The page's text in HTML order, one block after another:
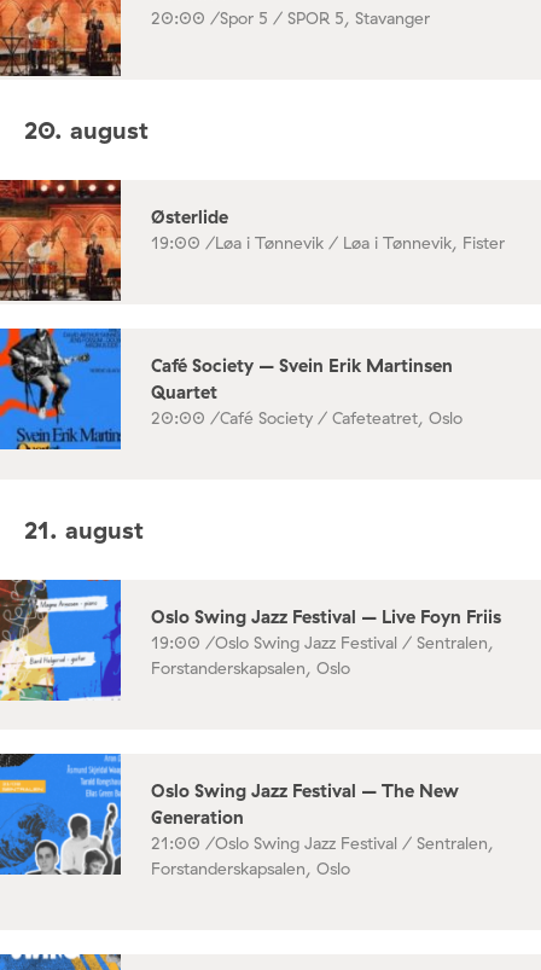
20:00 /Spor 5 / SPOR 5, Stavanger
20. august
Østerlide
19:00 /Løa i Tønnevik / Løa i Tønnevik, Fister
Café Society – Svein Erik Martinsen
Quartet
20:00 /Café Society / Cafeteatret, Oslo
21. august
Oslo Swing Jazz Festival – Live Foyn Friis
19:00 /Oslo Swing Jazz Festival / Sentralen,
Forstanderskapsalen, Oslo
Oslo Swing Jazz Festival – The New
Generation
21:00 /Oslo Swing Jazz Festival / Sentralen,
Forstanderskapsalen, Oslo